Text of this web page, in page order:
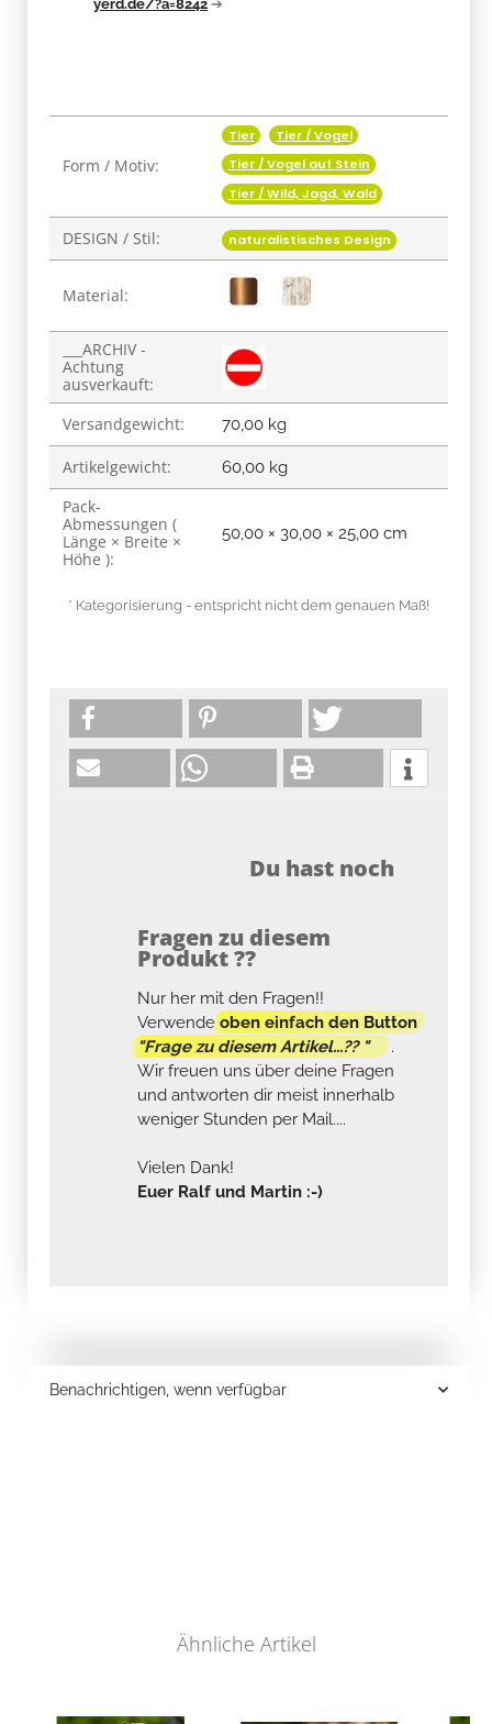
yerd.de/?a=8242 ➔
Produkteigenschaft
Form / Motiv:
Tier
Tier / Vogel
Tier / Vogel auf Stein
Tier / Wild, Jagd, Wald
DESIGN / Stil: naturalistisches Design
Material:
___ARCHIV -
Achtung
ausverkauft:
Versandgewicht:
70,00 kg
Artikelgewicht: 60,00 kg
Pack-
Abmessungen (
Länge × Breite ×
Höhe ):
50,00 × 30,00 × 25,00 cm
* Kategorisierung - entspricht nicht dem genauen Maß!
Du hast noch
Fragen zu diesem
Produkt ??
Nur her mit den Fragen!!
Verwendeoben einfach den Button
"Frage zu diesem Artikel...?? "
.
Wir freuen uns über deine Fragen
und antworten dir meist innerhalb
weniger Stunden per Mail....
Vielen Dank!
Euer Ralf und Martin :-)
Benachrichtigen, wenn verfügbar
Ähnliche Artikel